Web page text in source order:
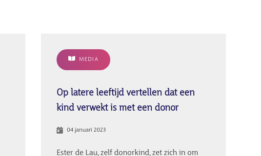
Op latere leeftijd vertellen dat een
kind verwekt is met een donor
MEDIA
04 januari 2023
Ester de Lau, zelf donorkind, zet zich in om